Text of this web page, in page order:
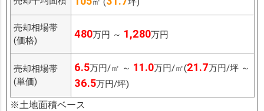
売却相場帯
(価格)
480万円 ～ 1,280万円
売却相場帯
(単価)
6.5万円/㎡ ～ 11.0万円/㎡(21.7万円/坪 ～
36.5万円/坪)
※土地面積ベース